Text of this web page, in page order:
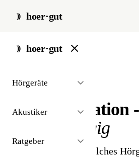
hoer·gut
hoer·gut
Hörgeräte
Akustiker
Ratgeber
Persönliche
Erstinformation -
& unabhängig
Sie sind unsicher, welches